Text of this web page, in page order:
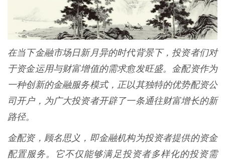
在当下金融市场日新月异的时代背景下，投资者们对
于资金运用与财富增值的需求愈发旺盛。金配资作为
一种创新的金融服务模式，正以其独特的优势配资公
司开户，为广大投资者开辟了一条通往财富增长的新
路径。
金配资，顾名思义，即金融机构为投资者提供的资金
配置服务。它不仅能够满足投资者多样化的投资需